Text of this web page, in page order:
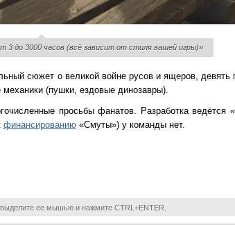
3 до 3000 часов (всё зависит от стиля вашей игры)»
сюжет о великой войне русов и ящеров, девять
(пушки, ездовые динозавры).
просьбы фанатов. Разработка ведётся
финансированию«Смуты») у команды нет.
ее мышью и нажмите CTRL+ENTER.